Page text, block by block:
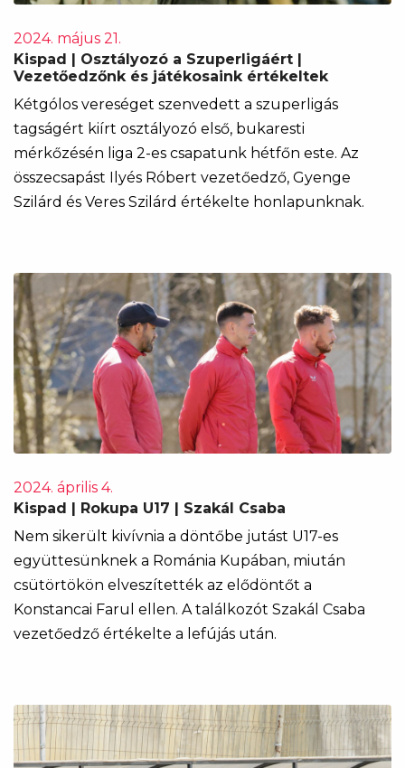
2024. május 21.
Kispad | Osztályozó a Szuperligáért |
Vezetőedzőnk és játékosaink értékeltek
Kétgólos vereséget szenvedett a szuperligás
tagságért kiírt osztályozó első, bukaresti
mérkőzésén liga 2-es csapatunk hétfőn este. Az
összecsapást Ilyés Róbert vezetőedző, Gyenge
Szilárd és Veres Szilárd értékelte honlapunknak.
2024. április 4.
Kispad | Rokupa U17 | Szakál Csaba
Nem sikerült kivívnia a döntőbe jutást U17-es
együttesünknek a Románia Kupában, miután
csütörtökön elveszítették az elődöntőt a
Konstancai Farul ellen. A találkozót Szakál Csaba
vezetőedző értékelte a lefújás után.